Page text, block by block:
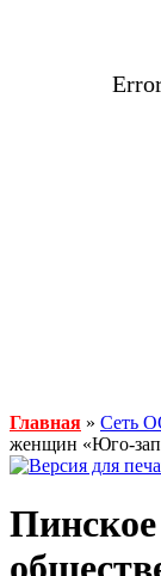
Главная » Сеть
женщин «Юго-
Пинское